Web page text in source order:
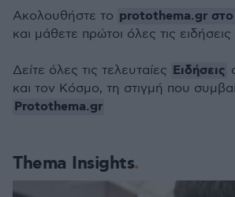
Thema Insights
Ακολουθήστε το protothema.gr
και μάθετε πρώτοι όλες τις ειδήσεις
Δείτε όλες τις τελευταίες Ειδήσεις
και τον Κόσμο, τη στιγμή που
Protothema.gr